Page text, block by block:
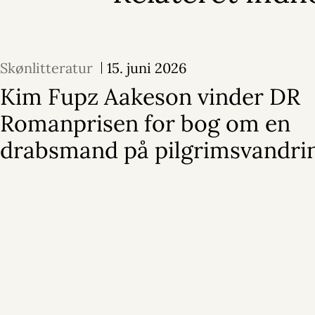
Skønlitteratur 15. juni 2026
Kim Fupz Aakeson vinder DR
Romanprisen for bog om en
drabsmand på